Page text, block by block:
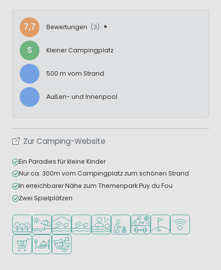
7,7 Bewertungen (3)
S Kleiner Campingplatz
500 m vom Strand
Außen- und Innenpool
Zur Camping-Website
Ein Paradies für kleine Kinder
Nur ca. 300m vom Campingplatz zum schönen Strand
In erreichbarer Nähe zum Themenpark Puy du Fou
Zwei Spielplätzen
In waldreicher Umgebung
Am Strand und Meer
HallenbadFreibadWellness-Einrichtungen
Empfohlen für kleine Kinder
Viele Sportmöglichkeiten
Golfplatz in der
WLAN
Supermarkt/Laden
Restaurant oder Pizzeria
Animationsteam